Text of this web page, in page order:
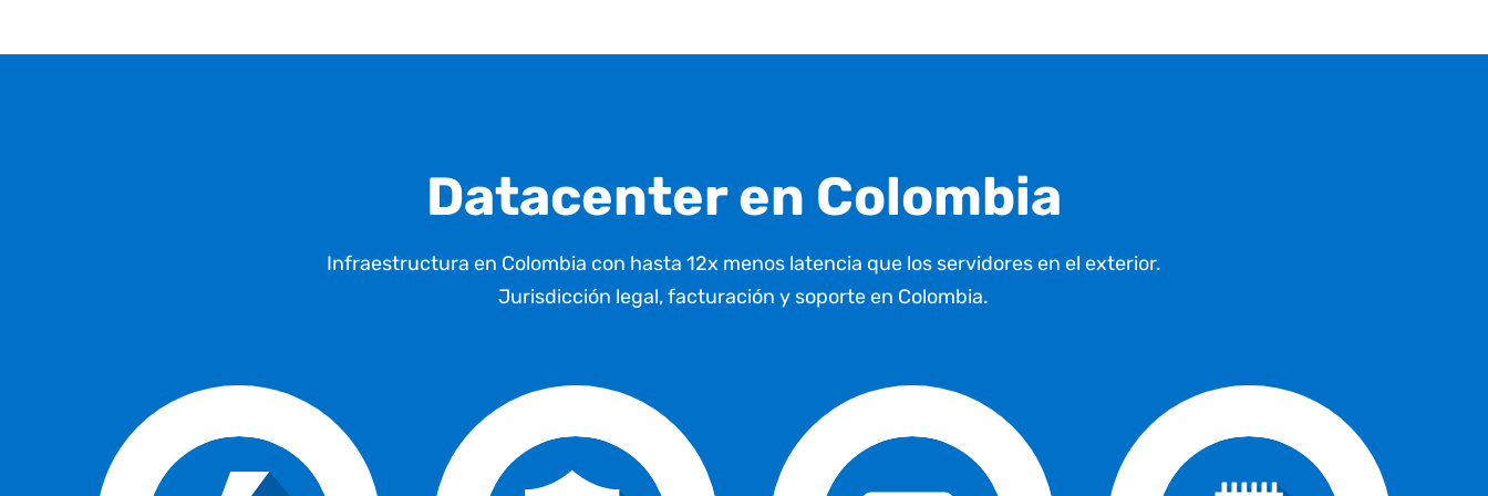
Datacenter en Colombia
Infraestructura en Colombia con hasta 12x menos latencia que los servidores en el exterior.
Jurisdicción legal, facturación y soporte en Colombia.